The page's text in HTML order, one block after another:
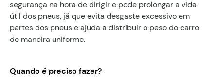
segurança na hora de dirigir e pode prolongar a vida
útil dos pneus, já que evita desgaste excessivo em
partes dos pneus e ajuda a distribuir o peso do carro
de maneira uniforme.
Quando é preciso fazer?